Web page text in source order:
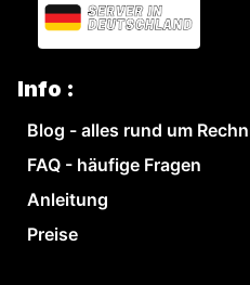
Info :
Blog - alles rund um
FAQ - häufige Fragen
Anleitung
Preise